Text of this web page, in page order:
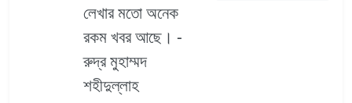
লেখার মতো অনেক
রকম খবর আছে। -
রুদ্র মুহাম্মদ
শহীদুল্লাহ